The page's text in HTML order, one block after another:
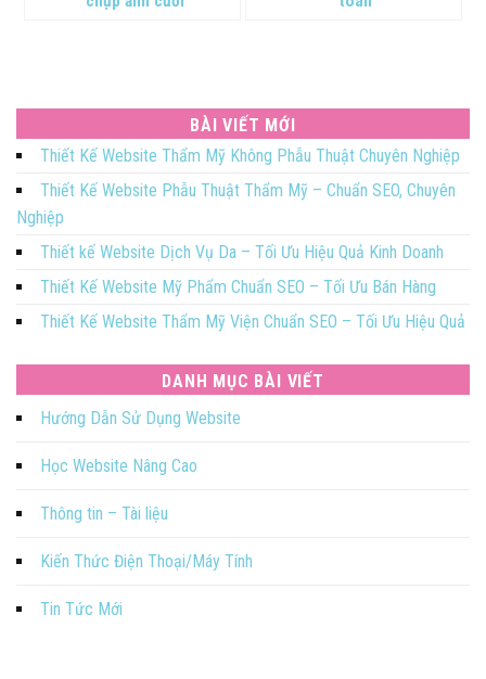
BÀI VIẾT MỚI
Thiết Kế Website Thẩm Mỹ Không Phẫu Thuật Chuyên Nghiệp
Thiết Kế Website Phẫu Thuật Thẩm Mỹ – Chuẩn SEO, Chuyên
Nghiệp
Thiết kế Website Dịch Vụ Da – Tối Ưu Hiệu Quả Kinh Doanh
Thiết Kế Website Mỹ Phẩm Chuẩn SEO – Tối Ưu Bán Hàng
Thiết Kế Website Thẩm Mỹ Viện Chuẩn SEO – Tối Ưu Hiệu Quả
DANH MỤC BÀI VIẾT
Hướng Dẫn Sử Dụng Website
Học Website Nâng Cao
Thông tin – Tài liệu
Kiến Thức Điện Thoại/Máy Tính
Tin Tức Mới